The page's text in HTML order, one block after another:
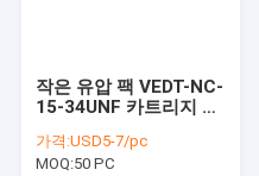
작은 유압 팩 VEDT-NC-
15-34UNF 카트리지 솔
가격:USD5-7/pc
MOQ:50 PC